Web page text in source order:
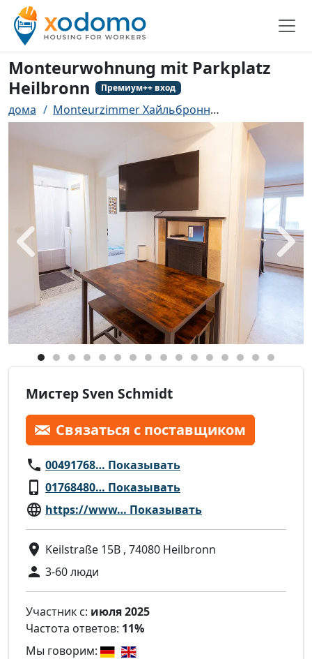
Monteurwohnung mit Parkplatz
Heilbronn
Премиум++ вход
дома Monteurzimmer Хайльбронн
назад
Мистер Sven Schmidt
Связаться с поставщиком
00491768… Показывать
01768480… Показывать
https://www… Показывать
Keilstraße 15B , 74080 Heilbronn
3-60 люди
Участник с: июля 2025
Частота ответов: 11%
Мы говорим: